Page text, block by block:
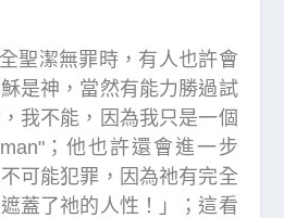
聖潔無罪時，有人也許會
是神，當然有能力勝過試
我不能，因為我只是一個
；他也許還會進一步
可能犯罪，因為祂有完全
蓋了祂的人性！」；這看